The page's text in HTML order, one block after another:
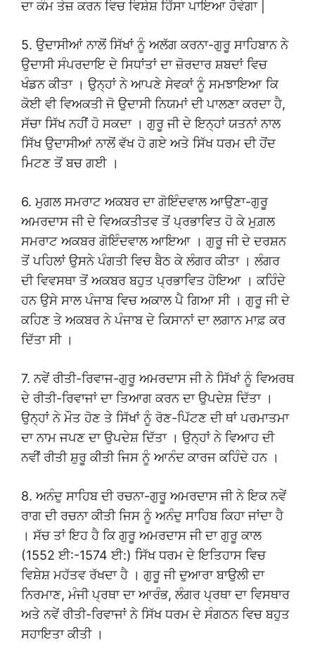
ਦਾ ਕੰਮ ਤੇਜ਼ ਕਰਨ ਵਿਚ ਵਿਸ਼ੇਸ਼ ਹਿੱਸਾ ਪਾਇਆ ਹੋਵੇਗਾ |
5. ਉਦਾਸੀਆਂ ਨਾਲੋਂ ਸਿੱਖਾਂ ਨੂੰ ਅਲੱਗ ਕਰਨਾ-ਗੁਰੂ ਸਾਹਿਬਾਨ ਨੇ
ਉਦਾਸੀ ਸੰਪਰਦਾਇ ਦੇ ਸਿਧਾਂਤਾਂ ਦਾ ਜ਼ੋਰਦਾਰ ਸ਼ਬਦਾਂ ਵਿਚ
ਖੰਡਨ ਕੀਤਾ । ਉਨ੍ਹਾਂ ਨੇ ਆਪਣੇ ਸੇਵਕਾਂ ਨੂੰ ਸਮਝਾਇਆ ਕਿ
ਕੋਈ ਵੀ ਵਿਅਕਤੀ ਜੋ ਉਦਾਸੀ ਨਿਯਮਾਂ ਦੀ ਪਾਲਣਾ ਕਰਦਾ ਹੈ,
ਸੱਚਾ ਸਿੱਖ ਨਹੀਂ ਹੋ ਸਕਦਾ । ਗੁਰੂ ਜੀ ਦੇ ਇਨ੍ਹਾਂ ਯਤਨਾਂ ਨਾਲ
ਸਿੱਖ ਉਦਾਸੀਆਂ ਨਾਲੋਂ ਵੱਖ ਹੋ ਗਏ ਅਤੇ ਸਿੱਖ ਧਰਮ ਦੀ ਹੋਂਦ
ਮਿਟਣ ਤੋਂ ਬਚ ਗਈ ।
6. ਮੁਗਲ ਸਮਰਾਟ ਅਕਬਰ ਦਾ ਗੋਇੰਦਵਾਲ ਆਉਣਾ-ਗੁਰੂ
ਅਮਰਦਾਸ ਜੀ ਦੇ ਵਿਅਕਤੀਤਵ ਤੋਂ ਪ੍ਰਭਾਵਿਤ ਹੋ ਕੇ ਮੁਗ਼ਲ
ਸਮਰਾਟ ਅਕਬਰ ਗੋਇੰਦਵਾਲ ਆਇਆ । ਗੁਰੂ ਜੀ ਦੇ ਦਰਸ਼ਨ
ਤੋਂ ਪਹਿਲਾਂ ਉਸਨੇ ਪੰਗਤੀ ਵਿਚ ਬੈਠ ਕੇ ਲੰਗਰ ਕੀਤਾ । ਲੰਗਰ
ਦੀ ਵਿਵਸਥਾ ਤੋਂ ਅਕਬਰ ਬਹੁਤ ਪ੍ਰਭਾਵਿਤ ਹੋਇਆ । ਕਹਿੰਦੇ
ਹਨ ਉਸੇ ਸਾਲ ਪੰਜਾਬ ਵਿਚ ਅਕਾਲ ਪੈ ਗਿਆ ਸੀ । ਗੁਰੂ ਜੀ ਦੇ
ਕਹਿਣ ਤੇ ਅਕਬਰ ਨੇ ਪੰਜਾਬ ਦੇ ਕਿਸਾਨਾਂ ਦਾ ਲਗਾਨ ਮਾਫ਼ ਕਰ
ਦਿੱਤਾ ਸੀ ।
7. ਨਵੇਂ ਰੀਤੀ-ਰਿਵਾਜ-ਗੁਰੂ ਅਮਰਦਾਸ ਜੀ ਨੇ ਸਿੱਖਾਂ ਨੂੰ ਵਿਅਰਥ
ਦੇ ਰੀਤੀ-ਰਿਵਾਜਾਂ ਦਾ ਤਿਆਗ ਕਰਨ ਦਾ ਉਪਦੇਸ਼ ਦਿੱਤਾ ।
ਉਨ੍ਹਾਂ ਨੇ ਮੌਤ ਹੋਣ ਤੇ ਸਿੱਖਾਂ ਨੂੰ ਰੋਣ-ਪਿੱਟਣ ਦੀ ਥਾਂ ਪਰਮਾਤਮਾ
ਦਾ ਨਾਮ ਜਪਣ ਦਾ ਉਪਦੇਸ਼ ਦਿੱਤਾ । ਉਨ੍ਹਾਂ ਨੇ ਵਿਆਹ ਦੀ
ਨਵੀਂ ਰੀਤੀ ਸ਼ੁਰੂ ਕੀਤੀ ਜਿਸ ਨੂੰ ਆਨੰਦ ਕਾਰਜ ਕਹਿੰਦੇ ਹਨ ।
8. ਅਨੰਦੁ ਸਾਹਿਬ ਦੀ ਰਚਨਾ-ਗੁਰੂ ਅਮਰਦਾਸ ਜੀ ਨੇ ਇਕ ਨਵੇਂ
ਰਾਗ ਦੀ ਰਚਨਾ ਕੀਤੀ ਜਿਸ ਨੂੰ ਅਨੰਦੁ ਸਾਹਿਬ ਕਿਹਾ ਜਾਂਦਾ ਹੈ
। ਸੱਚ ਤਾਂ ਇਹ ਹੈ ਕਿ ਗੁਰੂ ਅਮਰਦਾਸ ਜੀ ਦਾ ਗੁਰੂ ਕਾਲ
(1552 ਈ:-1574 ਈ:) ਸਿੱਖ ਧਰਮ ਦੇ ਇਤਿਹਾਸ ਵਿਚ
ਵਿਸ਼ੇਸ਼ ਮਹੱਤਵ ਰੱਖਦਾ ਹੈ । ਗੁਰੂ ਜੀ ਦੁਆਰਾ ਬਾਉਲੀ ਦਾ
ਨਿਰਮਾਣ, ਮੰਜੀ ਪ੍ਰਥਾ ਦਾ ਆਰੰਭ, ਲੰਗਰ ਪ੍ਰਥਾ ਦਾ ਵਿਸਥਾਰ
ਅਤੇ ਨਵੇਂ ਰੀਤੀ-ਰਿਵਾਜਾਂ ਨੇ ਸਿੱਖ ਧਰਮ ਦੇ ਸੰਗਠਨ ਵਿਚ ਬਹੁਤ
ਸਹਾਇਤਾ ਕੀਤੀ ।